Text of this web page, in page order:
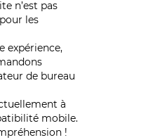
n’est pas
les
expérience,
de bureau
à
mobile.
!